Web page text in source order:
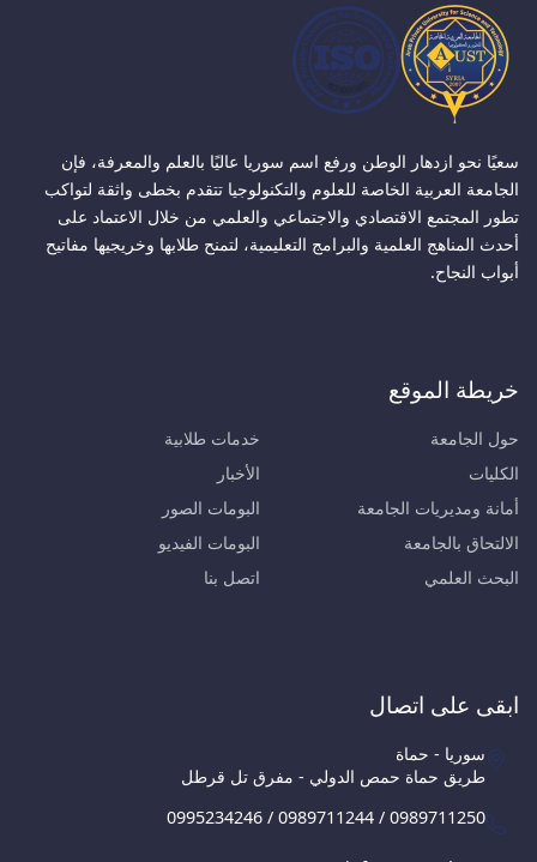
سعيًا نحو ازدهار الوطن ورفع اسم سوريا عاليًا بالعلم والمعرفة، فإن
الجامعة العربية الخاصة للعلوم والتكنولوجيا تتقدم بخطى واثقة لتواكب
تطور المجتمع الاقتصادي والاجتماعي والعلمي من خلال الاعتماد على
أحدث المناهج العلمية والبرامج التعليمية، لتمنح طلابها وخريجيها مفاتيح
أبواب النجاح.
خريطة الموقع
حول الجامعة
الكليات
أمانة ومديريات الجامعة
الالتحاق بالجامعة
البحث العلمي
خدمات طلابية
الأخبار
البومات الصور
البومات الفيديو
اتصل بنا
ابقى على اتصال
سوريا - حماة
طريق حماة حمص الدولي - مفرق تل قرطل
0995234246 / 0989711244 / 0989711250